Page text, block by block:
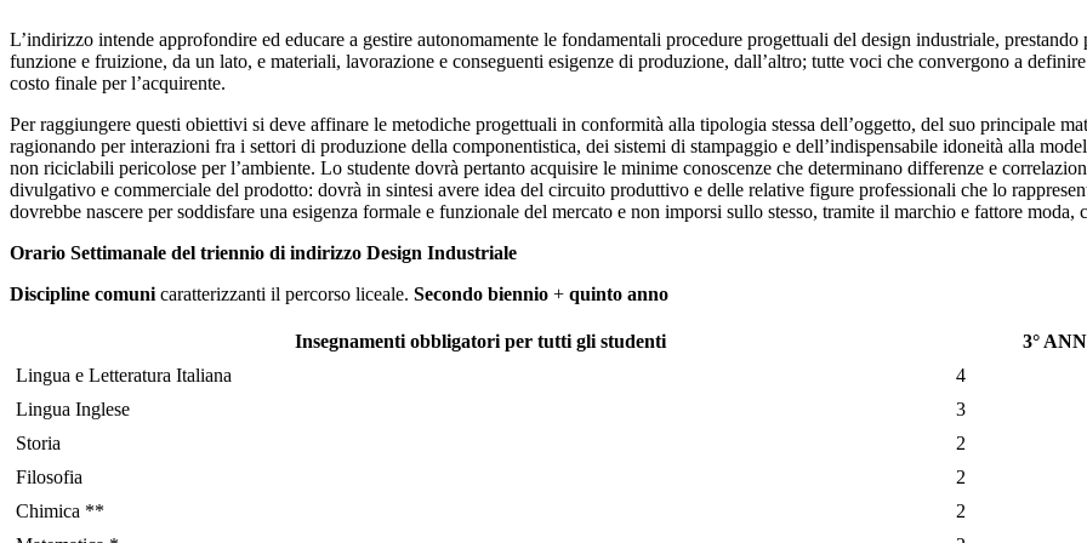
L’indirizzo intende approfondire ed educare a gestire autonomamente le fondamentali procedure progettuali del design industriale,
funzione e fruizione, da un lato, e materiali, lavorazione e conseguenti esigenze di produzione, dall’altro; tutte voci che convergono a
costo finale per l’acquirente.
Per raggiungere questi obiettivi si deve affinare le metodiche progettuali in conformità alla tipologia stessa dell’oggetto, del suo principale
ragionando per interazioni fra i settori di produzione della componentistica, dei sistemi di stampaggio e dell’indispensabile idoneità alla
non riciclabili pericolose per l’ambiente. Lo studente dovrà pertanto acquisire le minime conoscenze che determinano differenze e
divulgativo e commerciale del prodotto: dovrà in sintesi avere idea del circuito produttivo e delle relative figure professionali che lo
dovrebbe nascere per soddisfare una esigenza formale e funzionale del mercato e non imporsi sullo stesso, tramite il marchio e fattore
Orario Settimanale del triennio di indirizzo Design Industriale
Discipline comuni caratterizzanti il percorso liceale. Secondo biennio + quinto anno
Insegnamenti obbligatori per tutti gli studenti
3°
Lingua e Letteratura Italiana
4
Lingua Inglese
3
Storia
2
Filosofia
2
Chimica **
2